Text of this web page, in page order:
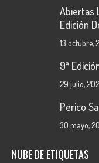
Abiertas
Edición
13 octubre,
9ª
29 julio,
Perico
30 mayo,
NUBE DE ETIQUETAS